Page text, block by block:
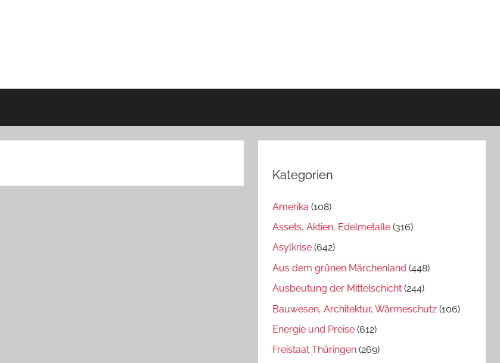
Kategorien
Amerika (108)
Assets, Aktien, Edelmetalle (316)
Asylkrise (642)
Aus dem grünen Märchenland (448)
Ausbeutung der Mittelschicht (244)
Bauwesen, Architektur, Wärmeschutz (106)
Energie und Preise (612)
Freistaat Thüringen (269)